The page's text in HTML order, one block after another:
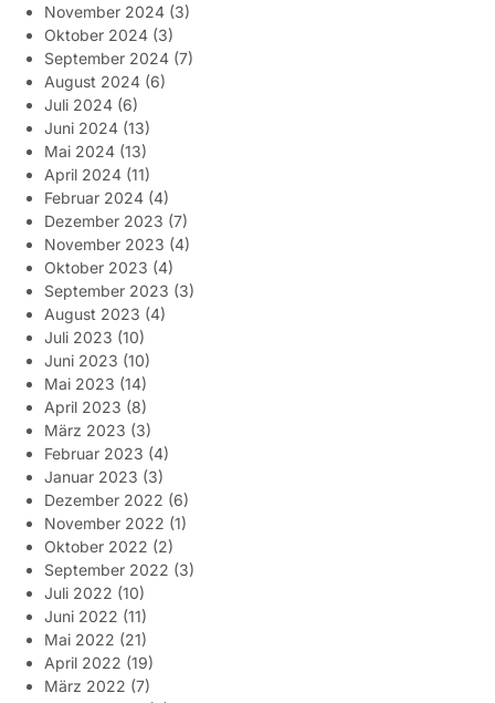
November 2024 (3)
Oktober 2024 (3)
September 2024 (7)
August 2024 (6)
Juli 2024 (6)
Juni 2024 (13)
Mai 2024 (13)
April 2024 (11)
Februar 2024 (4)
Dezember 2023 (7)
November 2023 (4)
Oktober 2023 (4)
September 2023 (3)
August 2023 (4)
Juli 2023 (10)
Juni 2023 (10)
Mai 2023 (14)
April 2023 (8)
März 2023 (3)
Februar 2023 (4)
Januar 2023 (3)
Dezember 2022 (6)
November 2022 (1)
Oktober 2022 (2)
September 2022 (3)
Juli 2022 (10)
Juni 2022 (11)
Mai 2022 (21)
April 2022 (19)
März 2022 (7)